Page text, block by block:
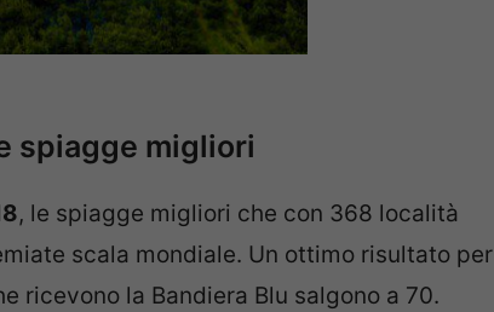
spiagge migliori
, le spiagge migliori che con 368 località
scala mondiale. Un ottimo risultato per
ricevono la Bandiera Blu salgono a 70.